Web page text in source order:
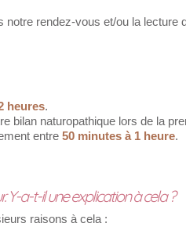
notre rendez-vous et/ou la lecture
heures.
bilan naturopathique lors de la
entre 50 minutes à 1 heure.
Y-a-t-il une explication à cela ?
raisons à cela :